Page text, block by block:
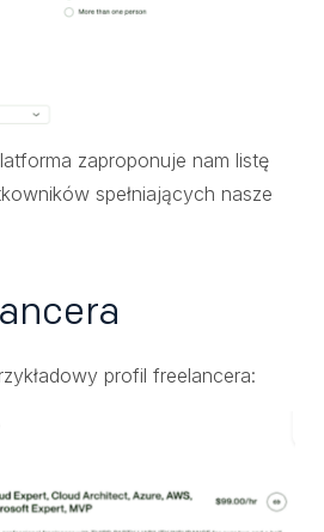
zaproponuje nam listę
spełniających nasze
profil freelancera: